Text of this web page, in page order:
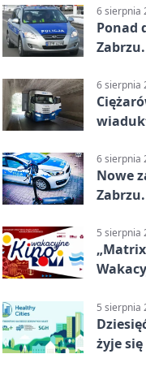
6 sierpnia
Ponad
6 sierpnia
6 sierpnia
Nowe
5 sierpnia
5 sierpnia
żyje